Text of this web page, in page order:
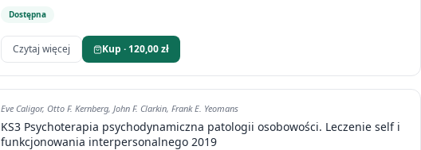
Dostępna
Czytaj więcej Kup · 120,00 zł
Eve Caligor, Otto F. Kernberg, John F. Clarkin, Frank E. Yeomans
KS3 Psychoterapia psychodynamiczna patologii osobowości. Leczenie self i
funkcjonowania interpersonalnego 2019